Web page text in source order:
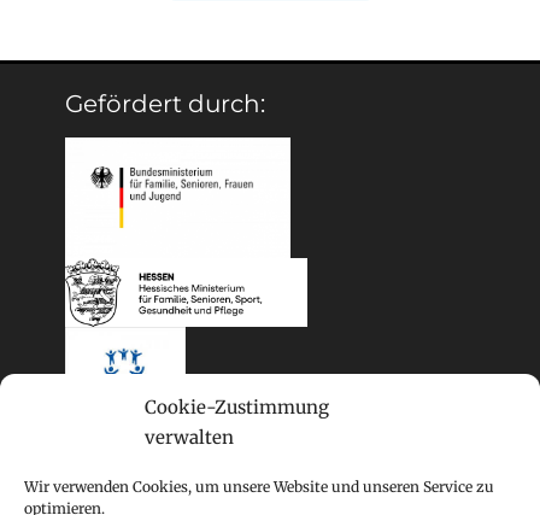
Cookie-Zustimmung
verwalten
Wir verwenden Cookies, um unsere Website und unseren Service zu
optimieren.
Gefördert durch: